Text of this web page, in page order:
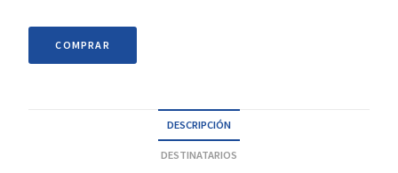
COMPRAR
DESCRIPCIÓN
DESTINATARIOS